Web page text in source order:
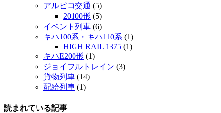
アルピコ交通 (5)
20100形 (5)
イベント列車 (6)
キハ100系・キハ110系 (1)
HIGH RAIL 1375 (1)
キハE200形 (1)
ジョイフルトレイン (3)
貨物列車 (14)
配給列車 (1)
読まれている記事